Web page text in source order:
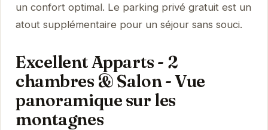
un confort optimal. Le parking privé gratuit est un
atout supplémentaire pour un séjour sans souci.
Excellent Apparts - 2
chambres & Salon - Vue
panoramique sur les
montagnes